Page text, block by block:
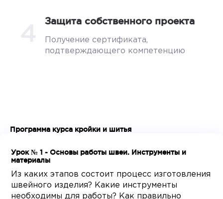
Защита собственного проекта
Получение сертификата,
подтверждающего компетенцию
Программа курса кройки и шитья
Урок № 1 - Основы работы швеи. Инструменты и
материалы
Из каких этапов состоит процесс изготовления
швейного изделия? Какие инструменты
необходимы для работы? Как правильно